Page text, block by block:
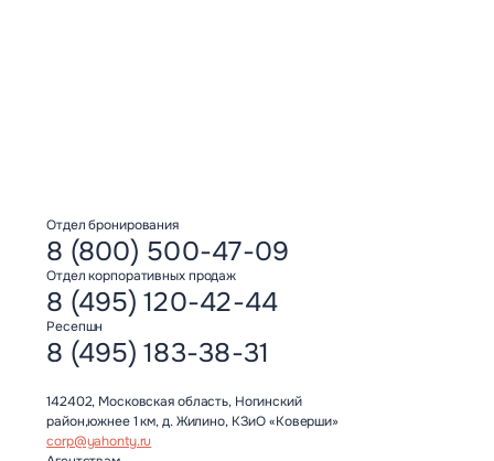
Отдел бронирования
8 (800) 500-47-09
Отдел корпоративных продаж
8 (495) 120-42-44
Ресепшн
8 (495) 183-38-31
142402, Московская область, Ногинский
район,южнее 1 км, д. Жилино, КЗиО «Коверши»
corp@yahonty.ru